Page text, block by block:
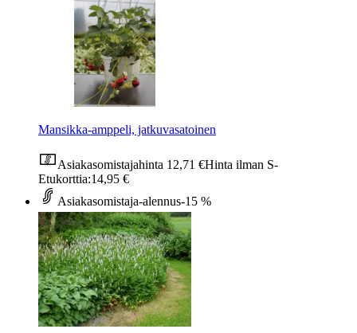
Mansikka-amppeli, jatkuvasatoinen
Asiakasomistajahinta 12,71 €Hinta ilman S-
Etukorttia:14,95 €
Asiakasomistaja-alennus-15 %